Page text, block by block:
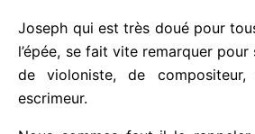
18é siècle.
Joseph qui est très doué pour
à l’épée, se fait vite remarquer